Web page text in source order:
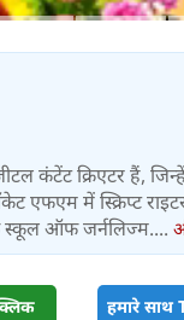
कंटेंट क्रिएटर हैं,
में स्क्रिप्ट
स्कूल ऑफ जर्नलिज्म....
हमारे